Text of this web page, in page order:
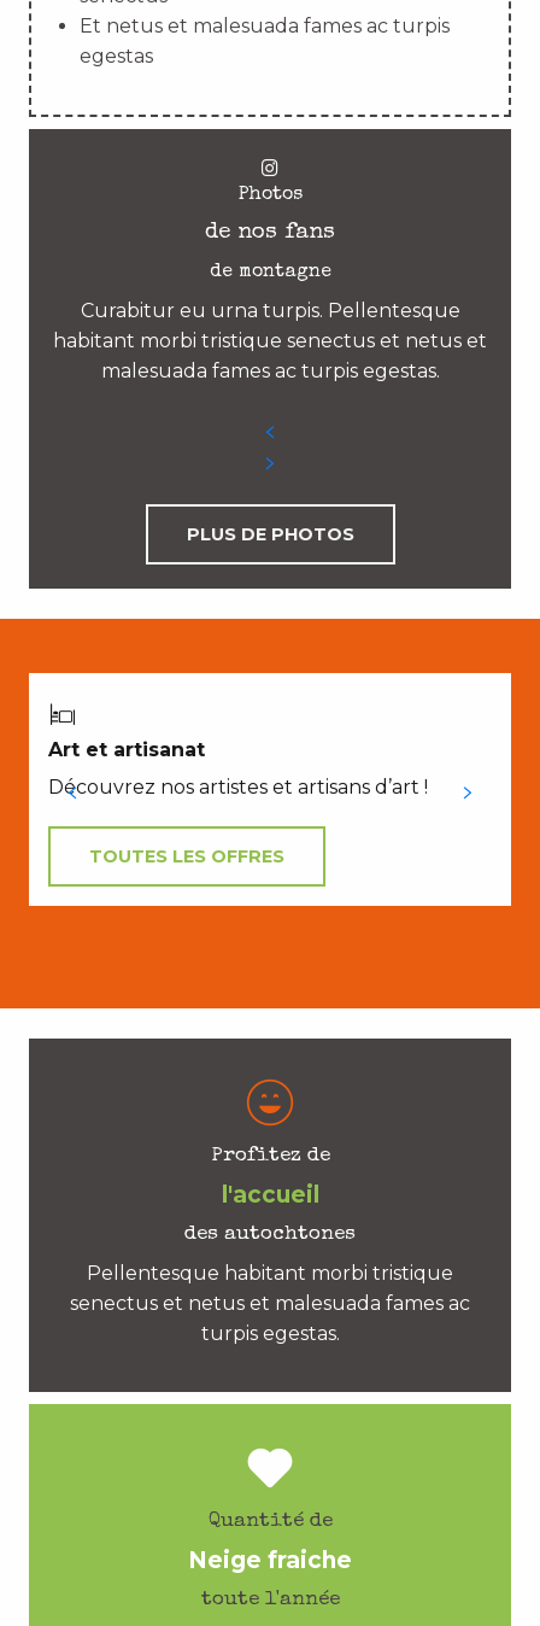
Et netus et malesuada fames ac turpis
egestas
Photos
de nos fans
de montagne
Curabitur eu urna turpis. Pellentesque
habitant morbi tristique senectus et netus et
malesuada fames ac turpis egestas.
PLUS DE PHOTOS
Art et artisanat
Découvrez nos artistes et artisans d’art !
TOUTES LES OFFRES
Profitez de
l'accueil
des autochtones
Pellentesque habitant morbi tristique
senectus et netus et malesuada fames ac
turpis egestas.
Quantité de
Neige fraiche
toute l'année